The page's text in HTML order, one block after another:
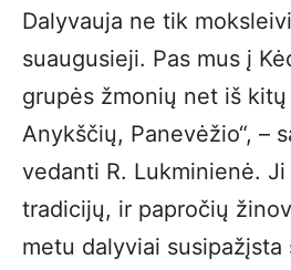
Dalyvauja ne tik
suaugusieji. Pas mus į
grupės žmonių net iš kitų
Anykščių, Panevėžio“, –
vedanti R. Lukminienė.
tradicijų, ir papročių
metu dalyviai